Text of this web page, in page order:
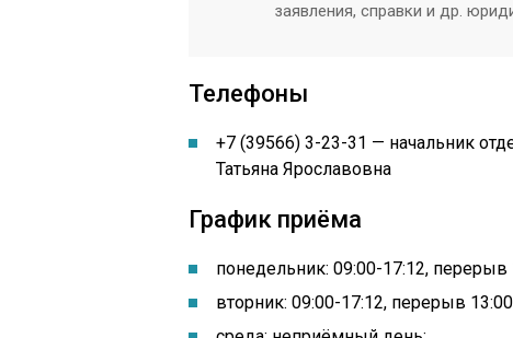
заявления, справки и др.
Телефоны
+7 (39566) 3-23-31 — начальник
Татьяна Ярославовна
График приёма
понедельник: 09:00-17:12, перерыв
вторник: 09:00-17:12, перерыв